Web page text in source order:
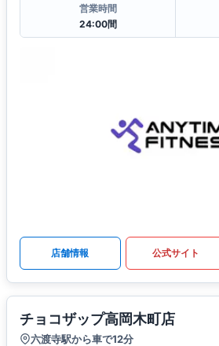
営業時間
24:00間
店舗情報 公式サイト
チョコザップ高岡木町店
六渡寺駅から車で12分